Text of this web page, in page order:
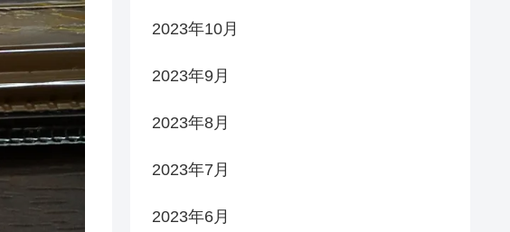
2023年10月
2023年9月
2023年8月
2023年7月
2023年6月